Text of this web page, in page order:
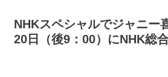
NHKスペシャルでジャニー
20日（後9：00）にNHK総